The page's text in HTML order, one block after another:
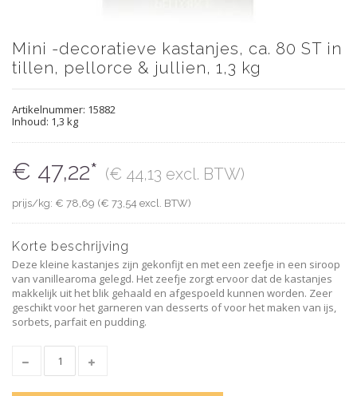
Mini -decoratieve kastanjes, ca. 80 ST in
tillen, pellorce & jullien, 1,3 kg
Artikelnummer: 15882
Inhoud: 1,3 kg
€ 47,22* (€ 44,13 excl. BTW)
prijs/kg: € 78,69 (€ 73,54 excl. BTW)
Korte beschrijving
Deze kleine kastanjes zijn gekonfijt en met een zeefje in een siroop
van vanillearoma gelegd. Het zeefje zorgt ervoor dat de kastanjes
makkelijk uit het blik gehaald en afgespoeld kunnen worden. Zeer
geschikt voor het garneren van desserts of voor het maken van ijs,
sorbets, parfait en pudding.